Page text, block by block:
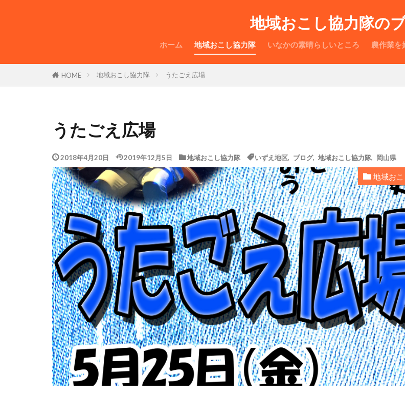
地域おこし協力隊の
ホーム 地域おこし協力隊 いなかの素晴らしいところ 農作業を
HOME 地域おこし協力隊 うたごえ広場
うたごえ広場
2018年4月20日 2019年12月5日 地域おこし協力隊 いずえ地区 ブログ, 地域おこし協力隊 岡山県
地域お